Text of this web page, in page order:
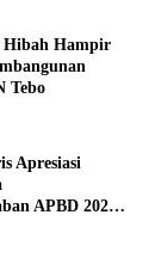
Hibah Hampir
Tebo
Apresiasi
APBD 2025